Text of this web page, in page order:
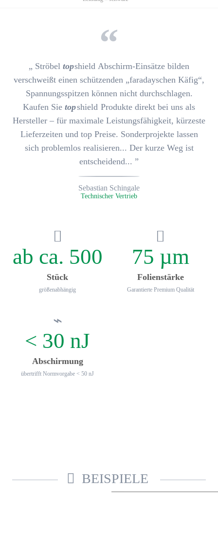
„ Ströbel topshield Abschirm-Einsätze bilden
verschweißt einen schützenden „faradayschen Käfig“,
Spannungsspitzen können nicht durchschlagen.
Kaufen Sietopshield Produkte direkt bei uns als
Hersteller – für maximale Leistungsfähigkeit, kürzeste
Lieferzeiten und top Preise. Sonderprojekte lassen
sich problemlos realisieren... Der kurze Weg ist
entscheidend... ”
Sebastian Schingale
Technischer Vertrieb
ab ca. 500
Stück
größenabhängig
75 µm
Folienstärke
Garantierte Premium Qualität
< 30 nJ
Abschirmung
übertrifft Normvorgabe < 50 nJ
BEISPIELE